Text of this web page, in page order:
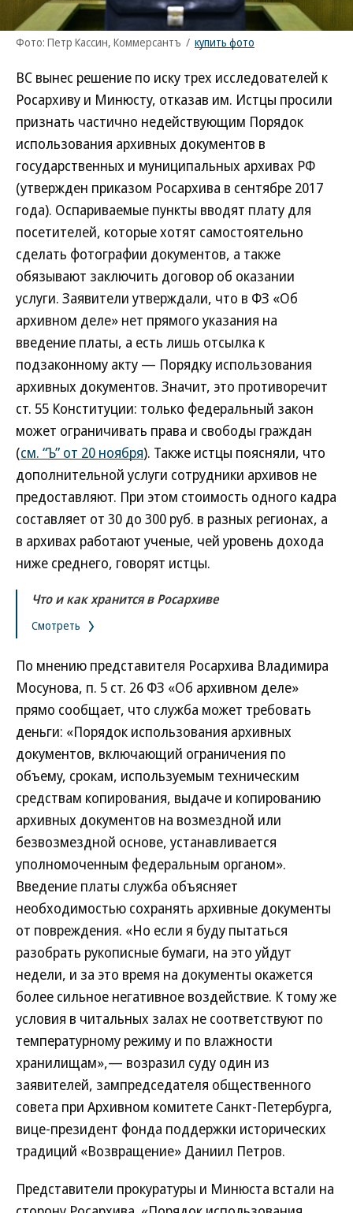
Фото: Петр Кассин, Коммерсантъ / купить фото
ВС вынес решение по иску трех исследователей к
Росархиву и Минюсту, отказав им. Истцы просили
признать частично недействующим Порядок
использования архивных документов в
государственных и муниципальных архивах РФ
(утвержден приказом Росархива в сентябре 2017
года). Оспариваемые пункты вводят плату для
посетителей, которые хотят самостоятельно
сделать фотографии документов, а также
обязывают заключить договор об оказании
услуги. Заявители утверждали, что в ФЗ «Об
архивном деле» нет прямого указания на
введение платы, а есть лишь отсылка к
подзаконному акту — Порядку использования
архивных документов. Значит, это противоречит
ст. 55 Конституции: только федеральный закон
может ограничивать права и свободы граждан
(см. “Ъ” от 20 ноября). Также истцы поясняли, что
дополнительной услуги сотрудники архивов не
предоставляют. При этом стоимость одного кадра
составляет от 30 до 300 руб. в разных регионах, а
в архивах работают ученые, чей уровень дохода
ниже среднего, говорят истцы.
Что и как хранится в Росархиве
Смотреть
По мнению представителя Росархива Владимира
Мосунова, п. 5 ст. 26 ФЗ «Об архивном деле»
прямо сообщает, что служба может требовать
деньги: «Порядок использования архивных
документов, включающий ограничения по
объему, срокам, используемым техническим
средствам копирования, выдаче и копированию
архивных документов на возмездной или
безвозмездной основе, устанавливается
уполномоченным федеральным органом».
Введение платы служба объясняет
необходимостью сохранять архивные документы
от повреждения. «Но если я буду пытаться
разобрать рукописные бумаги, на это уйдут
недели, и за это время на документы окажется
более сильное негативное воздействие. К тому же
условия в читальных залах не соответствуют по
температурному режиму и по влажности
хранилищам»,— возразил суду один из
заявителей, зампредседателя общественного
совета при Архивном комитете Санкт-Петербурга,
вице-президент фонда поддержки исторических
традиций «Возвращение» Даниил Петров.
Представители прокуратуры и Минюста встали на